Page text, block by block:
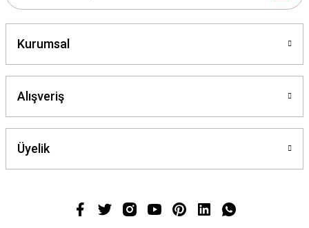
Kurumsal
Alışveriş
Üyelik